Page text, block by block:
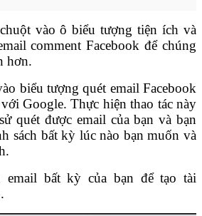
vào ô biểu tượng tiện ích và
comment Facebook để chúng
hơn.
biểu tượng quét email Facebook
Google. Thực hiện thao tác này
quét được email của bạn và bạn
sách bất kỳ lúc nào bạn muốn và
email bất kỳ của bạn để tạo tài